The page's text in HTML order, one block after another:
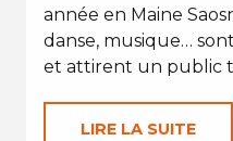
année en Maine
danse, musique…
et attirent un public
LIRE LA SUITE